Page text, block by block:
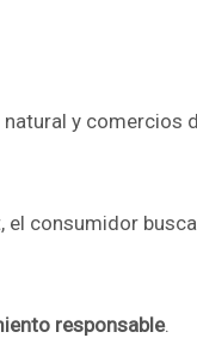
y comercios
el consumidor
responsable.